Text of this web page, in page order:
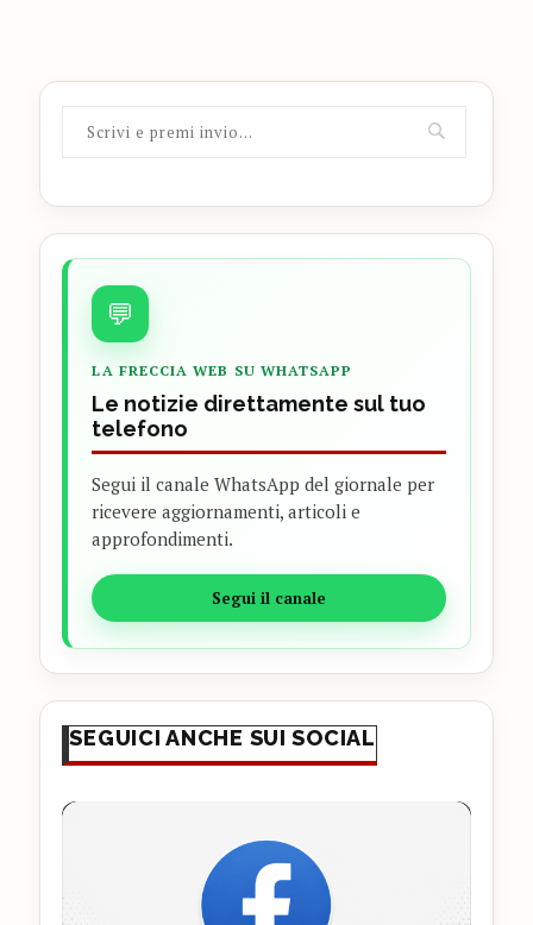
💬
LA FRECCIA WEB SU WHATSAPP
Le notizie direttamente sul tuo
telefono
Segui il canale WhatsApp del giornale per
ricevere aggiornamenti, articoli e
approfondimenti.
Segui il canale
SEGUICI ANCHE SUI SOCIAL